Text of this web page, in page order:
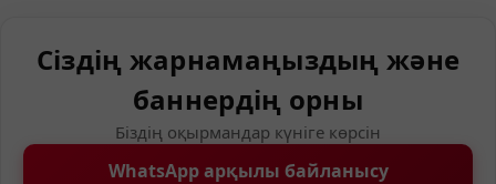
Сіздің жарнамаңыздың және
баннердің орны
Біздің оқырмандар күніге көрсін
WhatsApp арқылы байланысу